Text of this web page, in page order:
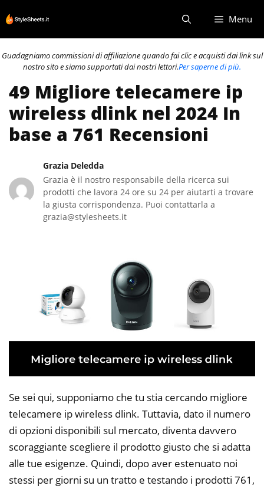
al
contenuto
Menu
Guadagniamo commissioni di affiliazione quando fai clic e acquisti dai link sul
nostro sito e siamo supportati dai nostri lettori.Per saperne di più.
49 Migliore telecamere ip
wireless dlink nel 2024 In
base a 761 Recensioni
Grazia Deledda
Grazia è il nostro responsabile della ricerca sui
prodotti che lavora 24 ore su 24 per aiutarti a trovare
la giusta corrispondenza. Puoi contattarla a
grazia@stylesheets.it
Se sei qui, supponiamo che tu stia cercando migliore
telecamere ip wireless dlink. Tuttavia, dato il numero
di opzioni disponibili sul mercato, diventa davvero
scoraggiante scegliere il prodotto giusto che si adatta
alle tue esigenze. Quindi, dopo aver estenuato noi
stessi per giorni su un tratto e testando i prodotti 761,